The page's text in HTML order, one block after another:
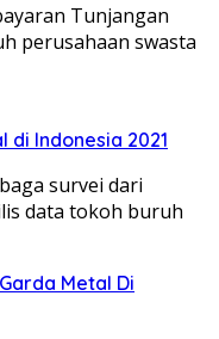
Tunjangan
perusahaan swasta
di Indonesia 2021
survei dari
data tokoh buruh
Metal Di